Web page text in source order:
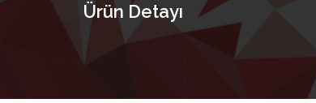
Ürün Detayı